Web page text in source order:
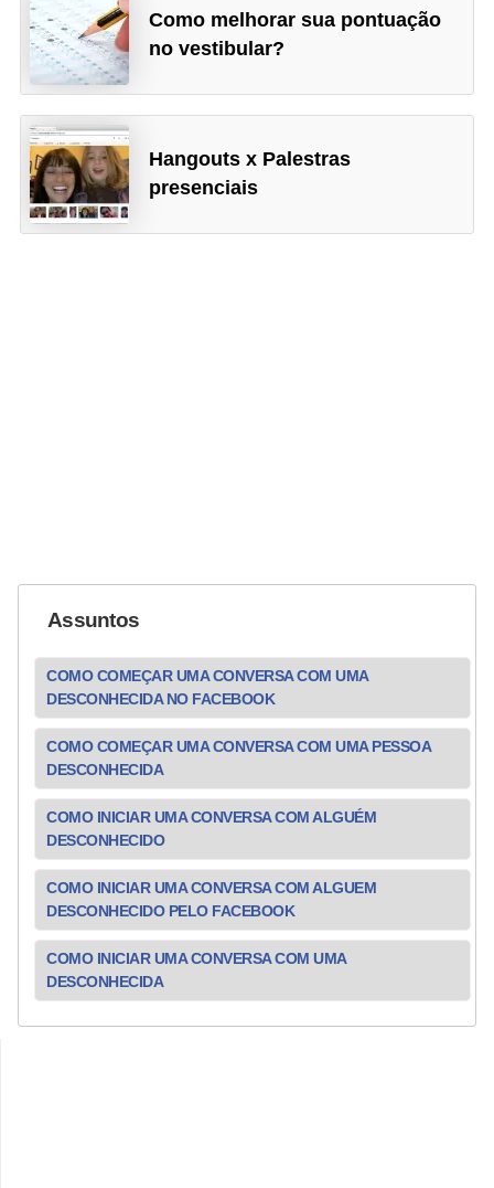
Como melhorar sua pontuação
no vestibular?
Hangouts x Palestras
presenciais
Assuntos
COMO COMEÇAR UMA CONVERSA COM UMA
DESCONHECIDA NO FACEBOOK
COMO COMEÇAR UMA CONVERSA COM UMA PESSOA
DESCONHECIDA
COMO INICIAR UMA CONVERSA COM ALGUÉM
DESCONHECIDO
COMO INICIAR UMA CONVERSA COM ALGUEM
DESCONHECIDO PELO FACEBOOK
COMO INICIAR UMA CONVERSA COM UMA
DESCONHECIDA